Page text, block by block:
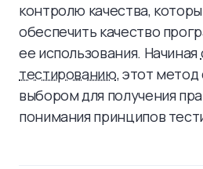
контролю качества,
обеспечить качество
ее использования. Начиная
тестированию, этот
выбором для получения
понимания принципов